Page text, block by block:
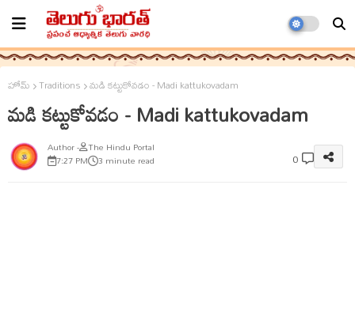
హోమ్ Traditions మడి కట్టుకోవడం - Madi kattukovadam
మడి కట్టుకోవడం - Madi kattukovadam
The Hindu Portal
7:27 PM 3 minute read 0